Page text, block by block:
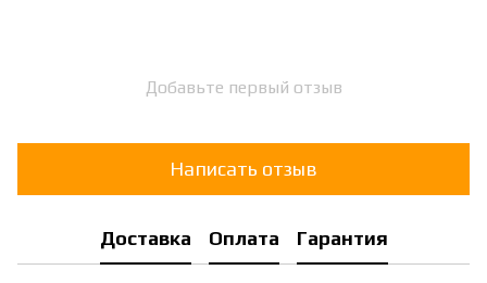
Добавьте первый отзыв
Написать отзыв
Доставка Оплата Гарантия